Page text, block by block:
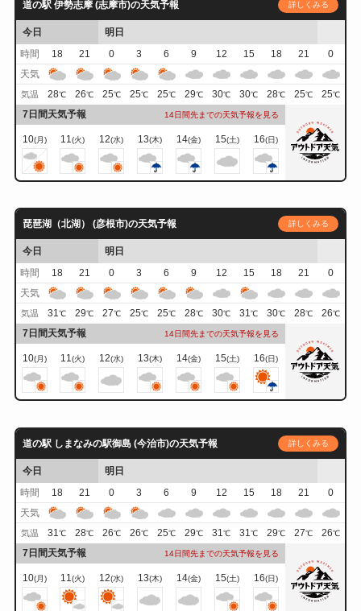
道の駅 伊勢志摩 (志摩市)の天気予報 詳しくみる
今日
明日
時間
18 21 0 3 6 9 12 15 18 21
0
天気
気温 28℃ 26℃ 25℃ 25℃ 25℃ 29℃ 30℃ 30℃ 28℃ 25℃ 25℃
7日間天気予報 14日間先までの天気予報を見る
10(月) 11(火) 12(水) 13(木) 14(金) 15(土) 16(日)
琵琶湖（北湖） (彦根市)の天気予報 詳しくみる
今日
明日
時間
18 21 0 3 6 9 12 15 18 21
0
天気
気温 31℃ 29℃ 27℃ 25℃ 25℃ 28℃ 30℃ 31℃ 30℃ 28℃ 26℃
7日間天気予報 14日間先までの天気予報を見る
10(月) 11(火) 12(水) 13(木) 14(金) 15(土) 16(日)
道の駅 しまなみの駅御島 (今治市)の天気予報 詳しくみる
今日
明日
時間
18 21 0 3 6 9 12 15 18 21
0
天気
気温 31℃ 28℃ 26℃ 26℃ 25℃ 29℃ 31℃ 31℃ 29℃ 27℃ 26℃
7日間天気予報 14日間先までの天気予報を見る
10(月) 11(火) 12(水) 13(木) 14(金) 15(土) 16(日)